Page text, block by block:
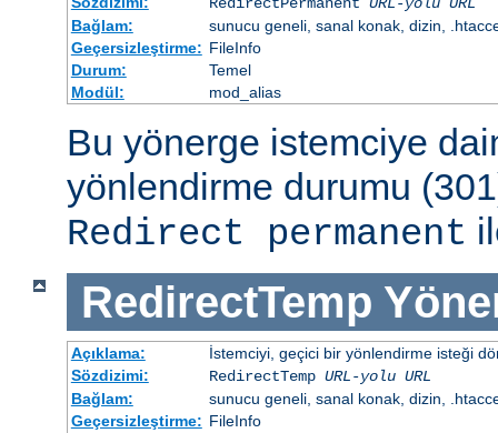
Bağlam:
sunucu geneli, sanal konak, dizin,
Geçersizleştirme: FileInfo
Durum:
Temel
Modül:
mod_alias
Bu yönerge istemciye
yönlendirme durumu
Redirect permanent
RedirectTemp
Açıklama:
İstemciyi, geçici bir yönlendirme isteği
Sözdizimi:
RedirectTemp URL-yolu URL
Bağlam:
sunucu geneli, sanal konak, dizin,
Geçersizleştirme: FileInfo